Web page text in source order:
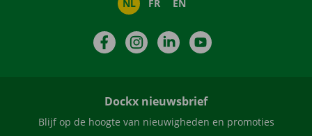
NL FR EN
FacebookInstagramLinkedIn
Dockx nieuwsbrief
Blijf op de hoogte van nieuwigheden en promoties